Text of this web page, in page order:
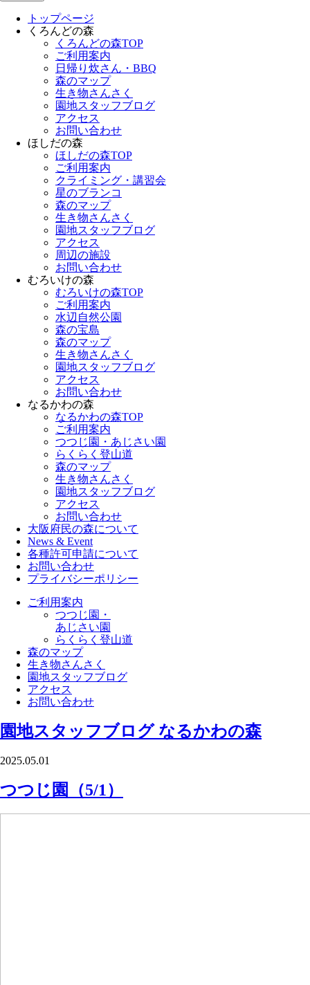
トップページ
くろんどの森
くろんどの森TOP
ご利用案内
日帰り炊さん・BBQ
森のマップ
生き物さんさく
園地スタッフブログ
アクセス
お問い合わせ
ほしだの森
ほしだの森TOP
ご利用案内
クライミング・講習会
星のブランコ
森のマップ
生き物さんさく
園地スタッフブログ
アクセス
周辺の施設
お問い合わせ
むろいけの森
むろいけの森TOP
ご利用案内
水辺自然公園
森の宝島
森のマップ
生き物さんさく
園地スタッフブログ
アクセス
お問い合わせ
なるかわの森
なるかわの森TOP
ご利用案内
つつじ園・あじさい園
らくらく登山道
森のマップ
生き物さんさく
園地スタッフブログ
アクセス
お問い合わせ
大阪府民の森について
News & Event
各種許可申請について
お問い合わせ
プライバシーポリシー
ご利用案内
つつじ園・
あじさい園
らくらく登山道
森のマップ
生き物さんさく
園地スタッフブログ
アクセス
お問い合わせ
園地スタッフブログ なるかわの森
2025.05.01
つつじ園（5/1）